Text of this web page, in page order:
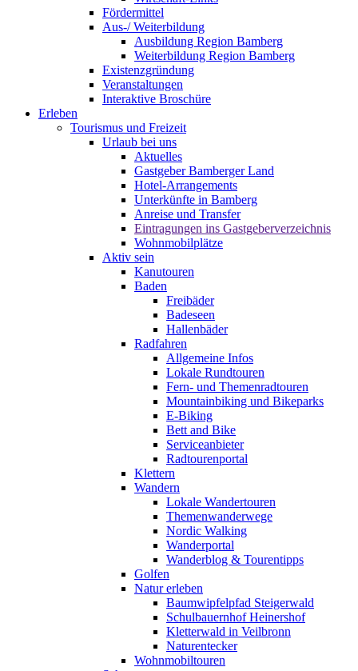
Fördermittel
Aus-/ Weiterbildung
Ausbildung Region Bamberg
Weiterbildung Region Bamberg
Existenzgründung
Veranstaltungen
Interaktive Broschüre
Erleben
Tourismus und Freizeit
Urlaub bei uns
Aktuelles
Gastgeber Bamberger Land
Hotel-Arrangements
Unterkünfte in Bamberg
Anreise und Transfer
Eintragungen ins Gastgeberverzeichnis
Wohnmobilplätze
Aktiv sein
Kanutouren
Baden
Freibäder
Badeseen
Hallenbäder
Radfahren
Allgemeine Infos
Lokale Rundtouren
Fern- und Themenradtouren
Mountainbiking und Bikeparks
E-Biking
Bett and Bike
Serviceanbieter
Radtourenportal
Klettern
Wandern
Lokale Wandertouren
Themenwanderwege
Nordic Walking
Wanderportal
Wanderblog & Tourentipps
Golfen
Natur erleben
Baumwipfelpfad Steigerwald
Schulbauernhof Heinershof
Kletterwald in Veilbronn
Naturentecker
Wohnmobiltouren